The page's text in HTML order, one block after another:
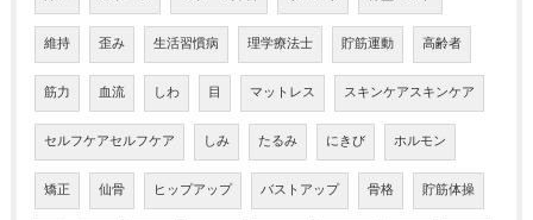
維持 歪み 生活習慣病 理学療法士 貯筋運動 高齢者
筋力 血流 しわ 目 マットレス スキンケアスキンケア
セルフケアセルフケア しみ たるみ にきび ホルモン
矯正 仙骨 ヒップアップ バストアップ 骨格 貯筋体操